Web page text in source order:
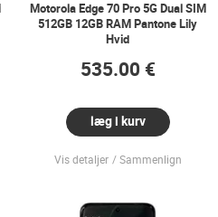
Motorola Edge 70 Pro 5G Dual SIM
512GB 12GB RAM Pantone Lily
Hvid
535.00 €
læg i kurv
Vis detaljer Sammenlign